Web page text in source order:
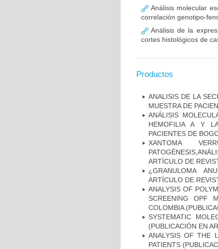
Análisis molecular
correlación genotipo-
Análisis de la
cortes histológicos de
Productos
ANALISIS DE LA
MUESTRA DE
ANÁLISIS
HEMOFILIA A Y
PACIENTES DE
XANTOMA
ARTÍCULO DE
¿GRANULOMA
ARTÍCULO DE
ANALYSIS OF
SCREENING OPF
COLOMBIA
SYSTEMATIC
(PUBLICACIÓN EN
ANALYSIS OF THE
PATIENTS